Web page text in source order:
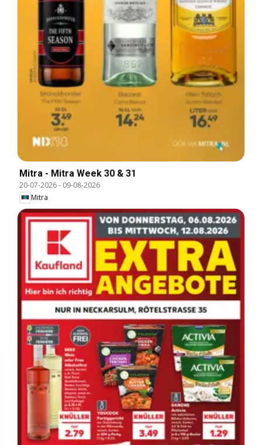
Mitra - Mitra Week 30 & 31
20-07-2026- 09-08-2026
Mitra